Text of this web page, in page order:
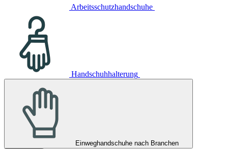
Arbeitsschutzhandschuhe
Handschuhhalterung
Einweghandschuhe nach Branchen